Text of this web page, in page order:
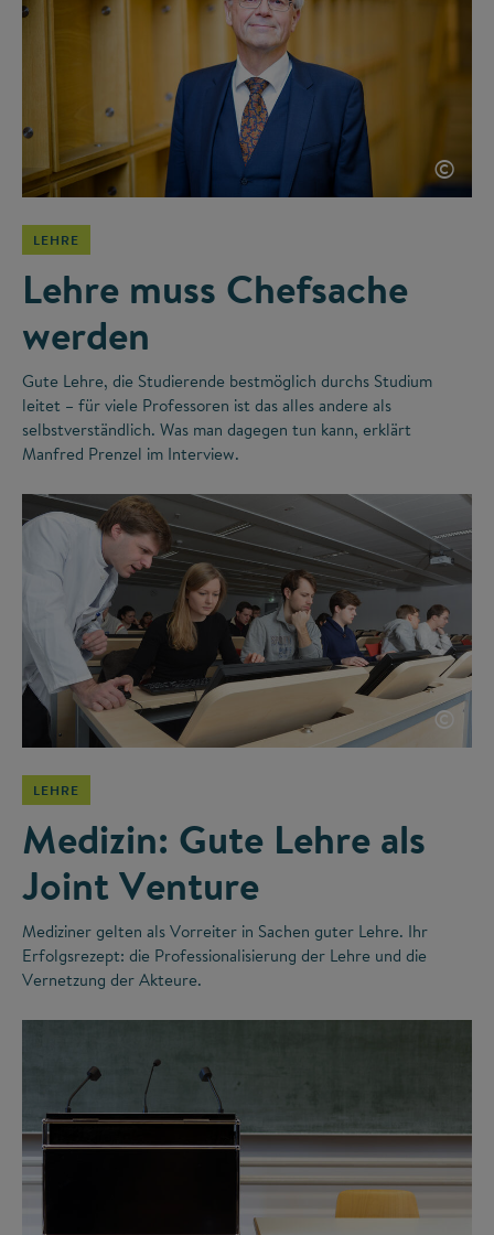
©
LEHRE
Lehre muss Chefsache
werden
Gute Lehre, die Studierende bestmöglich durchs Studium
leitet – für viele Professoren ist das alles andere als
selbstverständlich. Was man dagegen tun kann, erklärt
Manfred Prenzel im Interview.
©
LEHRE
Medizin: Gute Lehre als
Joint Venture
Mediziner gelten als Vorreiter in Sachen guter Lehre. Ihr
Erfolgsrezept: die Professionalisierung der Lehre und die
Vernetzung der Akteure.